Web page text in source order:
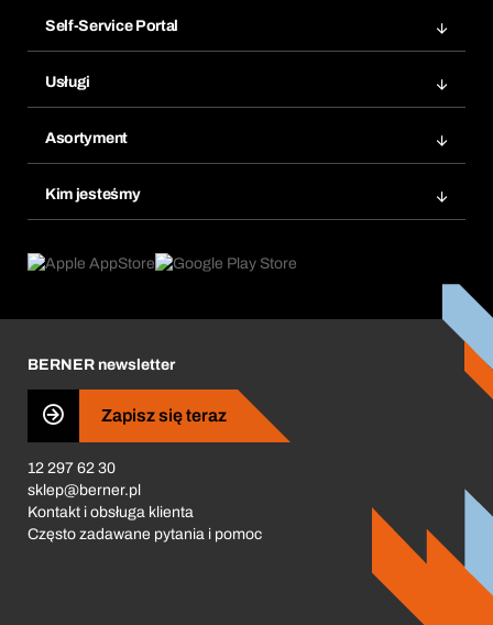
Self-Service Portal
Ponowne zamówienie
Zamówienia cykliczne
Najczęściej zadawane pytania
Usługi
Chemiczna baza danych
eProcurement
Doradca produktowy
Asortyment
Kim jesteśmy
Co nas napędza
Business Conduct
BERNER newsletter
Zapisz się teraz
12 297 62 30
sklep@berner.pl
Kontakt i obsługa klienta
Często zadawane pytania i pomoc